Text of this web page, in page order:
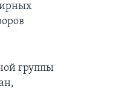
группы